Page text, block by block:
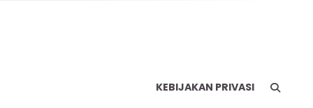
KEBIJAKAN PRIVASI